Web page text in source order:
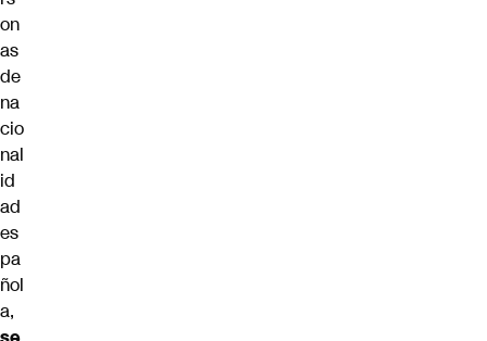
on
as
de
na
cio
nal
id
ad
es
pa
ñol
a,